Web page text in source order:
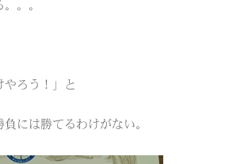
。。
やろう！」と
には勝てるわけがない。